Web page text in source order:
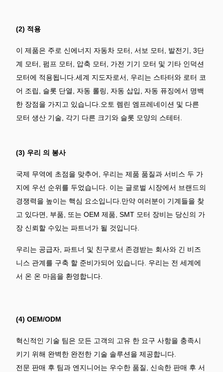
(2) 적용
이 제품은 주로 신에너지 자동차 모터, 서보 모터, 발전기, 3단
계 모터, 펌프 모터, 압축 모터, 가전 기기 모터 및 기타 인덕션
모터에 적용됩니다.세계 지도자로서, 우리는 스타터와 로터 코
어 조립, 슬롯 단열, 자동 롤링, 자동 삽입, 자동 퓨징에서 명백
한 장점을 가지고 있습니다.오토 렘린 엠프레네이션 및 다른
모터 생산 기술, 각기 다른 크기와 슬롯 모양의 스테터.
(3) 우리 의 봉사
국제 무역에 초점을 맞추어, 우리는 제품 품질과 서비스 두 가
지에 우선 순위를 두었습니다. 이는 글로벌 시장에서 브랜드의
경쟁력을 높이는 핵심 요소입니다.만약 여러분이 기계들을 찾
고 있다면, 부품, 또는 OEM 제품, SMT 모터 장비는 당신의 가
장 신뢰할 수있는 파트너가 될 것입니다.
우리는 공급자, 파트너 및 친구로서 존경받는 회사와 긴 비즈
니스 관계를 구축 할 준비가되어 있습니다. 우리는 전 세계에
서 온 온 마음을 환영합니다.
(4) OEM/ODM
혁신적인 기술 팀은 모든 고객의 고유 한 요구 사항을 충족시
키기 위해 완벽한 완전한 기술 솔루션을 제공합니다.
전문 판매 후 팀과 엔지니어는 우수한 품질, 신속한 판매 후 서